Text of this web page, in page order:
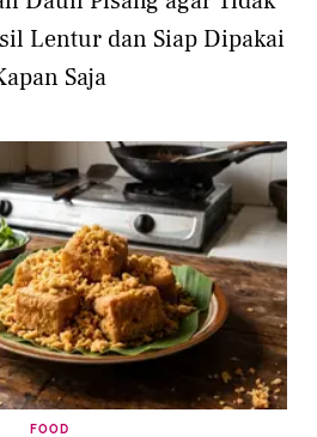
Lentur dan Siap Dipakai
Saja
FOOD